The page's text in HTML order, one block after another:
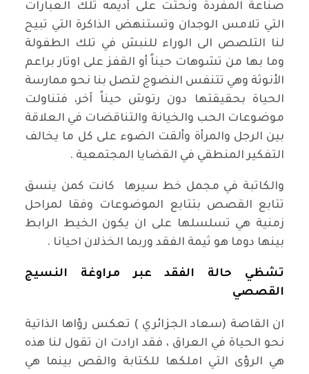
صناعة المفردة ونحتت على أديمه تلك العبارات
التي تلامس الوجدان وتستنهض الذاكرة التي تبيح
لنا التلصص الى الوراء للنبش في تلك الطفولة
وما بها من تشوهات حيناً أو القفز على اوتار براعم
الأنوثة وهي تتنفس النضوج لتصل بنا نحو ممارسة
الحياة بحقيقتها دون رتوش حيناً آخر، فتناولت
موضوعات الحب والخيانة والتناقضات في العلاقة
بين الرجل والمرأة وألقت الضوء على كل ما يخالف
التفكير المنطقي في القضايا المجتمعية .
والكاتبة في مجمل خط سيرها كانت كمن ينسق
تتابع القصص بتتابع الموضوعات وفقا لمراحل
زمنية هي تسلسلها على ان يكون الخيط الرابط
بينها دوما هو ثيمة الفقد وربما الخذلان احيانا .
تشظي حالة الفقد عبر مراوغة النسيج
القصصي
ان القاصة (سعاد الجزائري ) تعكس رؤاها الذاتية
نحو الحياة في العراق ، فقد ارادت ان تقول لنا هذه
هي الرؤى التي املكها للكتابة والقص بينما هي